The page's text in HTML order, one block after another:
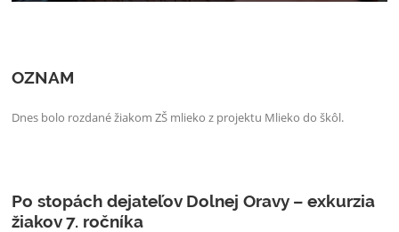
OZNAM
Dnes bolo rozdané žiakom ZŠ mlieko z projektu Mlieko do škôl.
Po stopách dejateľov Dolnej Oravy – exkurzia
žiakov 7. ročníka